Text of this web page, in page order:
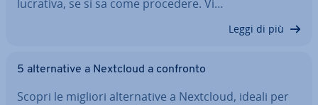
lucrativa, se si sa come procedere. Vi…
Leggi di più
5 al­ter­na­ti­ve a Nextcloud a confronto
Scopri le migliori al­ter­na­ti­ve a Nextcloud, ideali per